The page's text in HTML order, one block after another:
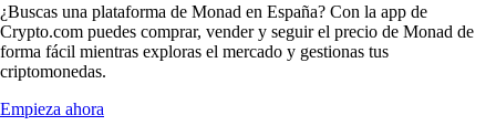
¿Buscas una plataforma de Monad en España? Con la app de
Crypto.com puedes comprar, vender y seguir el precio de Monad de
forma fácil mientras exploras el mercado y gestionas tus
criptomonedas.
Empieza ahora